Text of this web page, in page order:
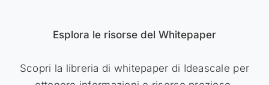
Esplora le risorse del Whitepaper
Scopri la libreria di whitepaper di Ideascale per